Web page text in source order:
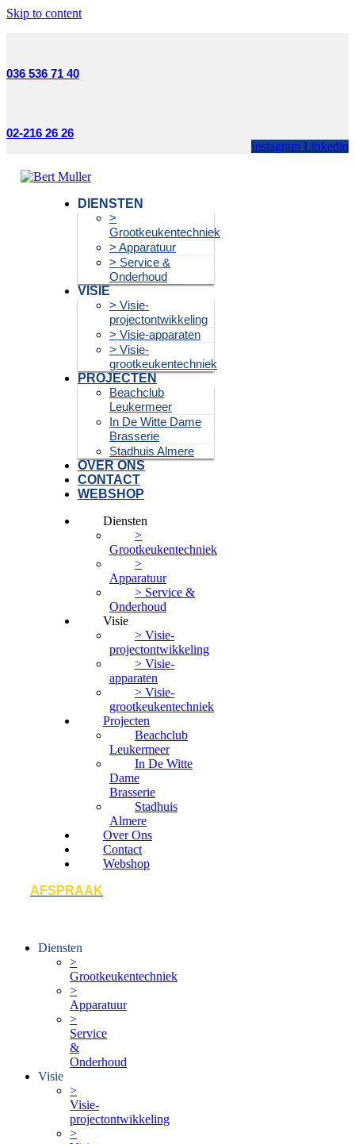
Skip to content
036 536 71 40
02-216 26 26
Instagram Linkedin
DIENSTEN
>
Grootkeukentechniek
> Apparatuur
> Service &
Onderhoud
VISIE
> Visie-
projectontwikkeling
> Visie-apparaten
> Visie-
grootkeukentechniek
PROJECTEN
Beachclub
Leukermeer
In De Witte Dame
Brasserie
Stadhuis Almere
OVER ONS
CONTACT
WEBSHOP
Diensten
>
Grootkeukentechniek
>
Apparatuur
> Service &
Onderhoud
Visie
> Visie-
projectontwikkeling
> Visie-
apparaten
> Visie-
grootkeukentechniek
Projecten
Beachclub
Leukermeer
In De Witte
Dame
Brasserie
Stadhuis
Almere
Over Ons
Contact
Webshop
AFSPRAAK
Diensten
>
Grootkeukentechniek
>
Apparatuur
>
Service
&
Onderhoud
Visie
>
Visie-
projectontwikkeling
>